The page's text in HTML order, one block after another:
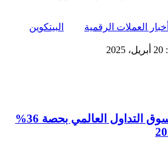
أخبار العملات الرقمية
البيتكوين
سيطرة بينانس على سوق التداول العالمي بحصة 36%